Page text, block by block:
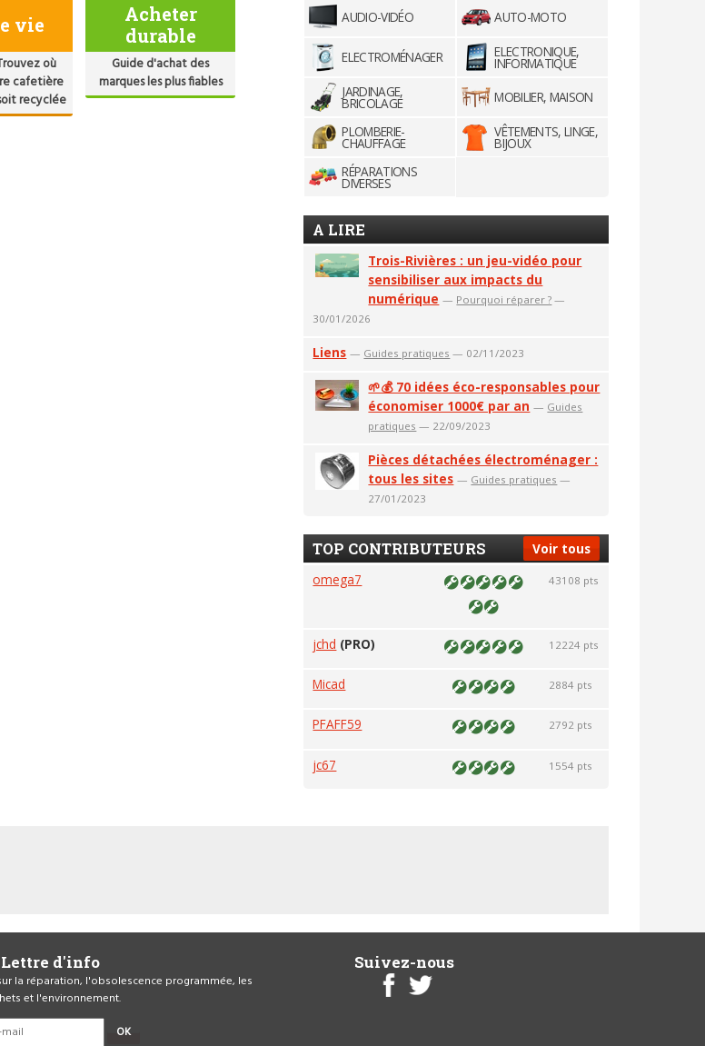
vie
où
cafetière
recyclée
Acheter
durable
Guide d'achat des
marques les plus fiables
AUDIO-VIDÉO AUTO-MOTO
ELECTROMÉNAGER ELECTRONIQUE,
INFORMATIQUE
JARDINAGE,
BRICOLAGE
MOBILIER, MAISON
PLOMBERIE-
CHAUFFAGE
VÊTEMENTS, LINGE,
BIJOUX
RÉPARATIONS
DIVERSES
A LIRE
Trois-Rivières : un jeu-vidéo pour
sensibiliser aux impacts du
numérique — Pourquoi réparer ? —
30/01/2026
Liens — Guides pratiques — 02/11/2023
🌱💰 70 idées éco-responsables pour
économiser 1000€ par an — Guides
pratiques — 22/09/2023
Pièces détachées électroménager :
tous les sites — Guides pratiques —
27/01/2023
Voir tous
TOP CONTRIBUTEURS
omega7 43108 pts
jchd (PRO) 12224 pts
Micad 2884 pts
PFAFF59 2792 pts
jc67 1554 pts
Lettre d'info
la réparation, l'obsolescence programmée, les
et l'environnement.
OK
Suivez-nous